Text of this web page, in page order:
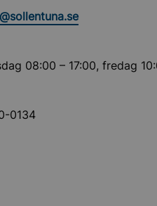
08:00 – 17:00, fredag
0134